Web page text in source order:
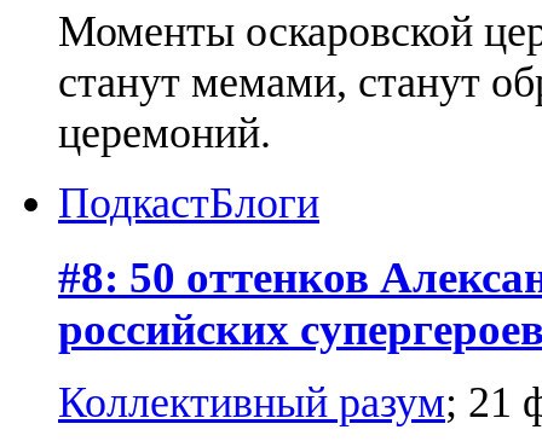
Моменты оскаровской
станут мемами, станут
церемоний.
ПодкастБлоги
#8: 50 оттенков
российских
Коллективный разум; 21